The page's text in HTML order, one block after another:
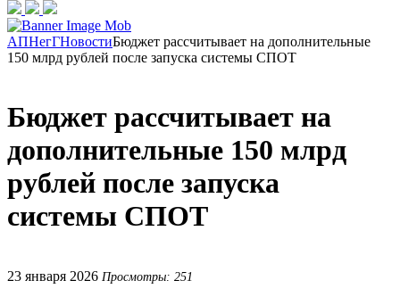
АПНегГНовостиБюджет рассчитывает на дополнительные
150 млрд рублей после запуска системы СПОТ
Бюджет рассчитывает на
дополнительные 150 млрд
рублей после запуска
системы СПОТ
23 января 2026 Просмотры: 251